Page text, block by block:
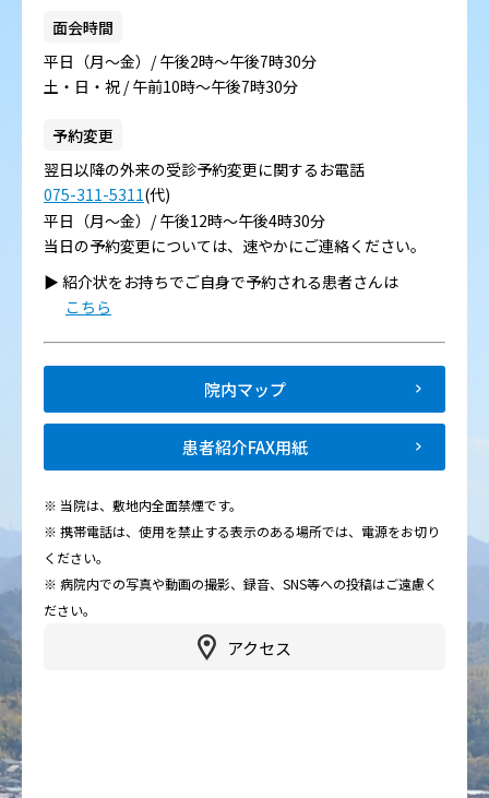
アクセス
面会時間
平日（月～金）/ 午後2時～午後7時30分
土・日・祝 / 午前10時～午後7時30分
予約変更
翌日以降の外来の受診予約変更に関するお電話
075-311-5311(代)
平日（月～金）/ 午後12時～午後4時30分
当日の予約変更については、速やかにご連絡ください。
▶︎ 紹介状をお持ちでご自身で予約される患者さんは
こちら
院内マップ
患者紹介FAX用紙
※ 当院は、敷地内全面禁煙です。
※ 携帯電話は、使用を禁止する表示のある場所では、電源をお切り
ください。
※ 病院内での写真や動画の撮影、録音、SNS等への投稿はご遠慮く
ださい。